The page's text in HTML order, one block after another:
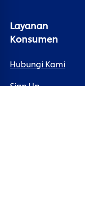
Layanan
Konsumen
Hubungi Kami
Sign Up